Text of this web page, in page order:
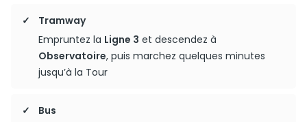
Tramway
Empruntez la Ligne 3 et descendez à
Observatoire, puis marchez quelques minutes
jusqu’à la Tour
Bus